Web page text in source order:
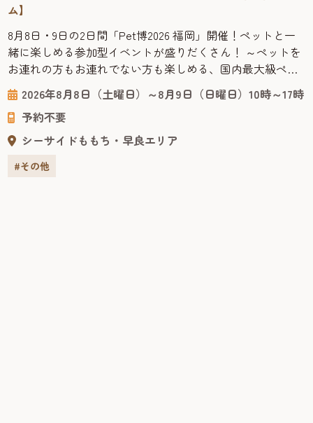
ム】
8月8日・9日の2日間「Pet博2026 福岡」開催！ペットと一
緒に楽しめる参加型イベントが盛りだくさん！ ～ペットを
お連れの方もお連れでない方も楽しめる、国内最大級ペッ
トイベント～ 「Pet博」は、“ペットは家族の一員”をコン
セプトにした、ペットとペットを愛する皆さまのための参
加・体験型イベントです。日本で初めてペット同伴で入場
できるイベントとしてスタートし、現在では毎年全国各地
2026年8月8日（土曜日）～8月9日（日曜日）10時～17時
予約不要
シーサイドももち・早良エリア
#その他